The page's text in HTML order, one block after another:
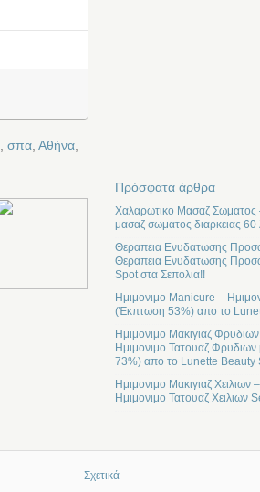
, σπα, Αθήνα,
Πρόσφατα άρθρα
Χαλαρωτικο Μασαζ Σωματος
μασαζ σωματος διαρκειας
Θεραπεια Ενυδατωσης
Θεραπεια Ενυδατωσης
Spot στα Σεπολια!!
Ημιμονιμο Manicure –
(Έκπτωση 53%) απο το
Ημιμονιμο Μακιγιαζ
Ημιμονιμο Τατουαζ
73%) απο το Lunette Beauty
Ημιμονιμο Μακιγιαζ
Ημιμονιμο Τατουαζ
Σχετικά